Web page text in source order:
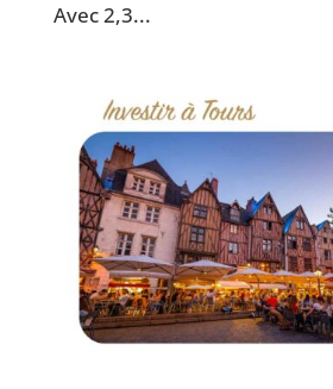
Avec 2,3...